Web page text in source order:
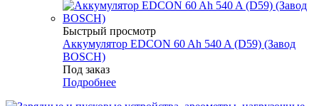
Быстрый просмотр
Аккумулятор EDCON 60 Ah 540 A (D59) (Завод
BOSCH)
Под заказ
Подробнее